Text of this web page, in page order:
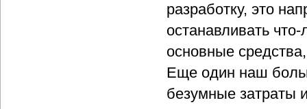
разработку, это
останавливать
основные
Еще один наш
безумные затраты